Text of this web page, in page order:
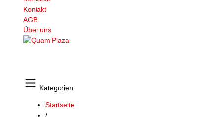
Kontakt
AGB
Über uns
Kategorien
Startseite
/